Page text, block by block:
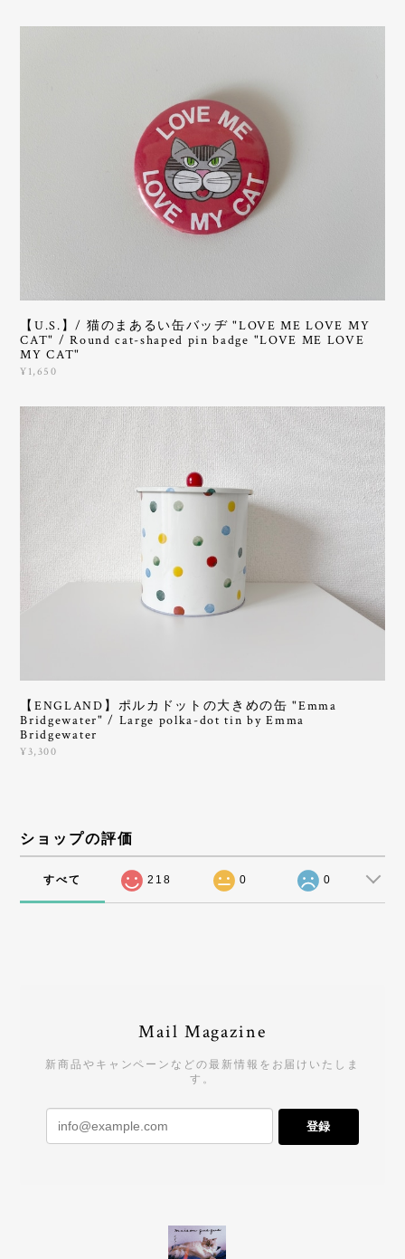
【U.S.】/ 猫のまあるい缶バッヂ "LOVE ME LOVE MY
CAT" / Round cat-shaped pin badge "LOVE ME LOVE
MY CAT"
¥1,650
【ENGLAND】ポルカドットの大きめの缶 "Emma
Bridgewater" / Large polka-dot tin by Emma
Bridgewater
¥3,300
ショップの評価
すべて 218 0 0
Mail Magazine
新商品やキャンペーンなどの最新情報をお届けいたしま
す。
登録